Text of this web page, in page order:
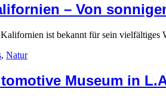
– Von
ist bekannt für sein vielfältiges
, Natur
Museum in